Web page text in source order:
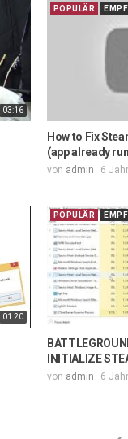
03:16
POPULÄR
How to Fix
(app already
von admin 6
01:20
POPULÄR
INITIALIZE
von admin 6